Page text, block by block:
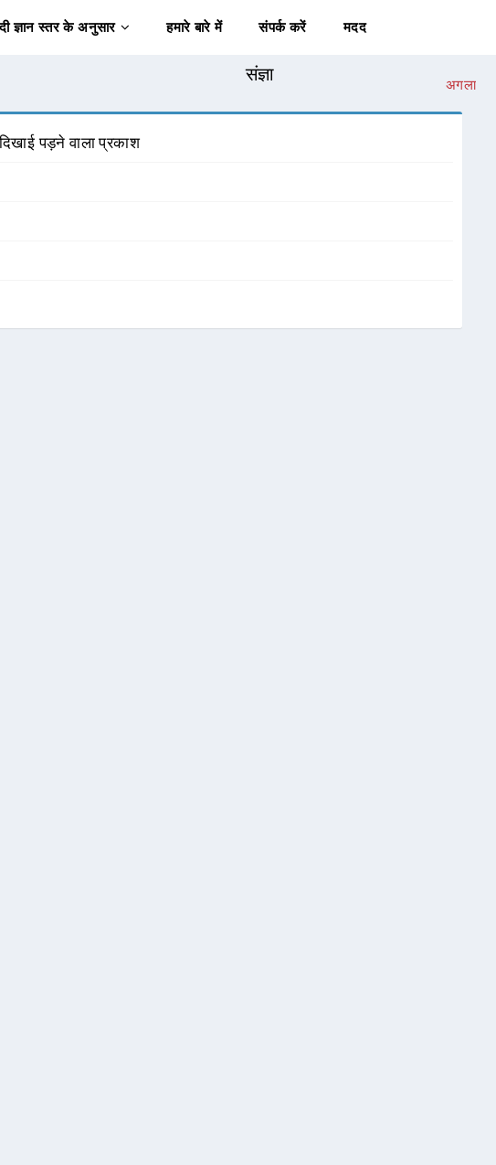
ज्ञान स्तर के अनुसार हमारे बारे में संपर्क करें मदद
संज्ञा
अगला
पड़ने वाला प्रकाश